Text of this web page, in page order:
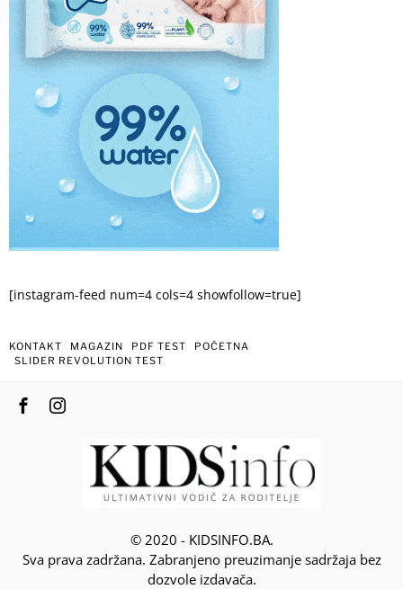
[instagram-feed num=4 cols=4 showfollow=true]
KONTAKT MAGAZIN PDF TEST
POČETNA
SLIDER REVOLUTION TEST
© 2020 - KIDSINFO.BA.
Sva prava zadržana. Zabranjeno preuzimanje sadržaja bez
dozvole izdavača.